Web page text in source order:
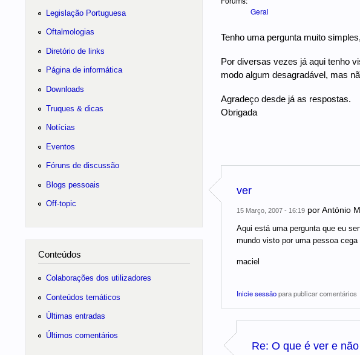
Geral
Tenho uma pergunta muito
Por diversas vezes já aqui tenho
modo algum desagradável, mas
Agradeço desde já as respostas.
Obrigada
ver
15 Março, 2007 - 16:19porAntónio
Aqui está uma pergunta que eu
mundo visto por uma pessoa
maciel
Inicie sessãopara publicar comentários
Re: O que é ver e
Legislação Portuguesa
Oftalmologias
Diretório de links
Página de informática
Downloads
Truques & dicas
Notícias
Eventos
Fóruns de discussão
Blogs pessoais
Off-topic
Conteúdos
Colaborações dos utilizadores
Conteúdos temáticos
Últimas entradas
Últimos comentários